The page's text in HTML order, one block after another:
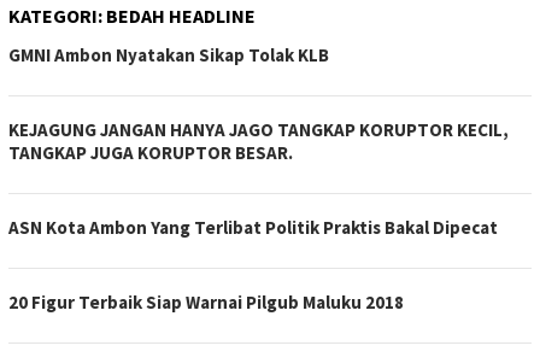
KATEGORI: BEDAH HEADLINE
GMNI Ambon Nyatakan Sikap Tolak KLB
KEJAGUNG JANGAN HANYA JAGO TANGKAP KORUPTOR KECIL,
TANGKAP JUGA KORUPTOR BESAR.
ASN Kota Ambon Yang Terlibat Politik Praktis Bakal Dipecat
20 Figur Terbaik Siap Warnai Pilgub Maluku 2018